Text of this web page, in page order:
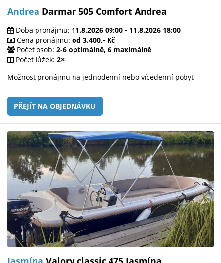
Andrea Darmar 505 Comfort Andrea
Doba pronájmu: 11.8.2026 09:00 - 11.8.2026 18:00
Cena pronájmu: od 3.400,- Kč
Počet osob: 2-6 optimálně, 6 maximálně
Počet lůžek: 2×
Možnost pronájmu na jednodenní nebo vícedenní pobyt
PŘEJÍT NA OBJEDNÁVKU
Jasmína Valory classic 475 Jasmína